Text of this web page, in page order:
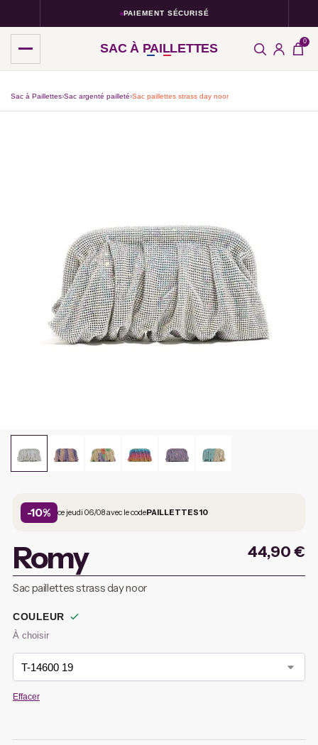
PAIEMENT SÉCURISÉ
SAC À PAILLETTES 0
Sac à Paillettes›Sac argenté pailleté›Sac paillettes strass day noor
-10% ce jeudi 06/08 avec le codePAILLETTES10
Romy 44,90€
Sac paillettes strass day noor
COULEUR
Effacer